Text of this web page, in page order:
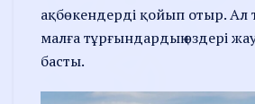
ақбөкендерді қойып отыр. Ал
малға тұрғындардың өздері
басты.